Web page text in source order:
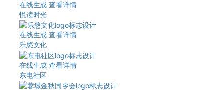
在线生成 查看详情
悦读时光
在线生成 查看详情
乐悠文化
在线生成 查看详情
东电社区